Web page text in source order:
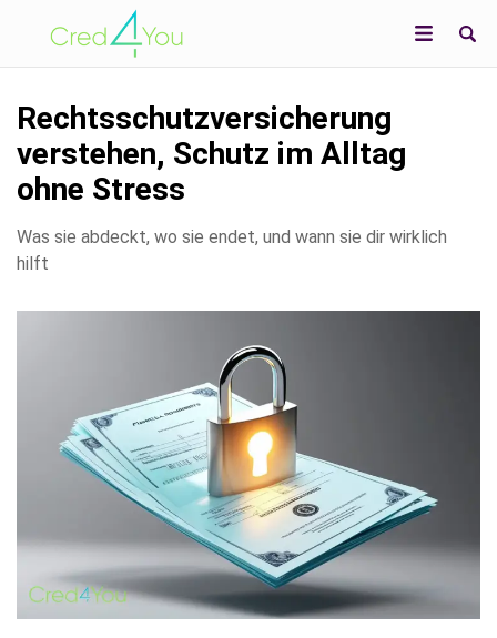
Rechtsschutzversicherung
verstehen, Schutz im Alltag
ohne Stress
Was sie abdeckt, wo sie endet, und wann sie dir wirklich
hilft